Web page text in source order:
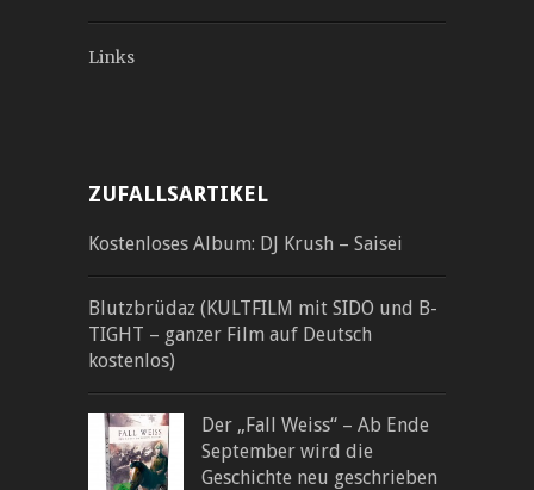
Links
ZUFALLSARTIKEL
Kostenloses Album: DJ Krush – Saisei
Blutzbrüdaz (KULTFILM mit SIDO und B-
TIGHT – ganzer Film auf Deutsch
kostenlos)
Der „Fall Weiss“ – Ab Ende
September wird die
Geschichte neu geschrieben